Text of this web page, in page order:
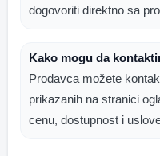
dogovoriti direktno sa
Kako mogu da
Prodavca možete
prikazanih na stranici
cenu, dostupnost i